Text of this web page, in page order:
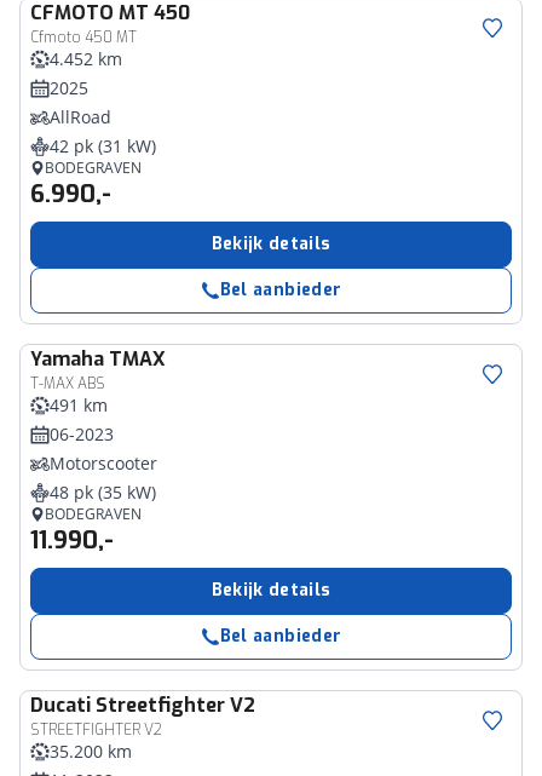
CFMOTO MT 450
Cfmoto 450 MT
4.452 km
2025
AllRoad
42 pk (31 kW)
BODEGRAVEN
6.990,-
Bekijk details
Bel aanbieder
Yamaha TMAX
T-MAX ABS
491 km
06-2023
Motorscooter
48 pk (35 kW)
BODEGRAVEN
11.990,-
Bekijk details
Bel aanbieder
Ducati Streetfighter V2
STREETFIGHTER V2
35.200 km